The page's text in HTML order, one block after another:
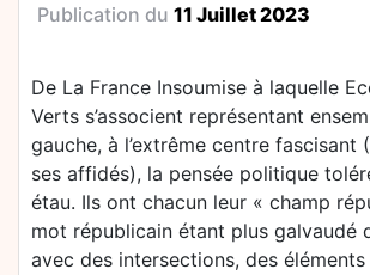
Publication du 11 Juillet 2023
De La France Insoumise à laquelle
Verts s’associent représentant
gauche, à l’extrême centre fascisant
ses affidés), la pensée politique
étau. Ils ont chacun leur « champ
mot républicain étant plus galvaudé
avec des intersections, des éléments